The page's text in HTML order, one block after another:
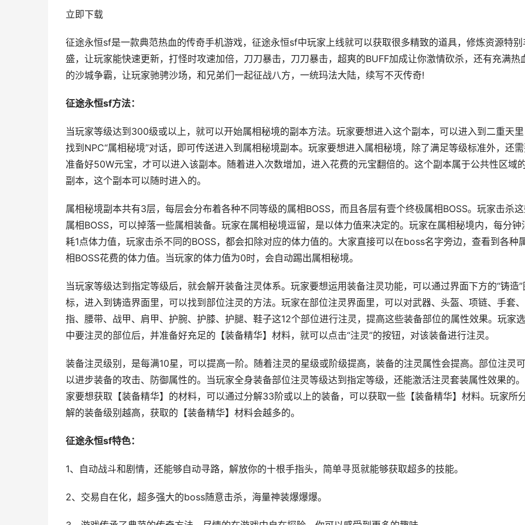
立即下载
征途永恒sf是一款典范热血的传奇手机游戏，征途永恒sf中玩家上线就可以获取很多精致的道具，修炼资源特别
盛，让玩家能快速更新，打怪时攻速加倍，刀刀暴击，刀刀暴击，超爽的BUFF加成让你激情砍杀，还有充满热
的沙城争霸，让玩家驰骋沙场，和兄弟们一起征战八方，一统玛法大陆，续写不灭传奇!
征途永恒sf方法：
当玩家等级达到300级或以上，就可以开始属相秘境的副本方法。玩家要想进入这个副本，可以进入到二重天里
找到NPC“属相秘境”对话，即可传送进入到属相秘境副本。玩家要想进入属相秘境，除了满足等级标准外，还
准备好50W元宝，才可以进入该副本。随着进入次数增加，进入花费的元宝翻倍的。这个副本属于公共性区域
副本，这个副本可以随时进入的。
属相秘境副本共有3层，每层会分布着各种不同等级的属相BOSS，而且各层有壹个终极属相BOSS。玩家击杀
属相BOSS，可以掉落一些属相装备。玩家在属相秘境逗留，是以体力值来决定的。玩家在属相秘境内，每分钟
耗1点体力值，玩家击杀不同的BOSS，都会扣除对应的体力值的。大家直接可以在boss名字旁边，查看到各种
相BOSS花费的体力值。当玩家的体力值为0时，会自动踢出属相秘境。
当玩家等级达到指定等级后，就会解开装备注灵体系。玩家要想运用装备注灵功能，可以通过界面下方的“铸造”
标，进入到铸造界面里，可以找到部位注灵的方法。玩家在部位注灵界面里，可以对武器、头盔、项链、手套
指、腰带、战甲、肩甲、护腕、护膝、护腿、鞋子这12个部位进行注灵，提高这些装备部位的属性效果。玩家选
中要注灵的部位后，并准备好充足的【装备精华】材料，就可以点击“注灵”的按钮，对该装备进行注灵。
装备注灵级别，是每满10星，可以提高一阶。随着注灵的星级或阶级提高，装备的注灵属性会提高。部位注灵可
以进步装备的攻击、防御属性的。当玩家全身装备部位注灵等级达到指定等级，还能激活注灵套装属性效果的
家要想获取【装备精华】的材料，可以通过分解33阶或以上的装备，可以获取一些【装备精华】材料。玩家所
解的装备级别越高，获取的【装备精华】材料会越多的。
征途永恒sf特色：
1、自动战斗和剧情，还能够自动寻路，解放你的十根手指头，简单寻觅就能够获取超多的技能。
2、交易自在化，超多强大的boss随意击杀，海量神装爆爆爆。